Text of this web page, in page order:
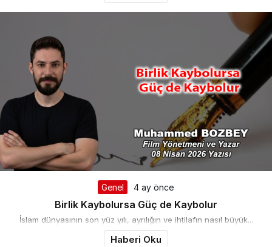
Genel 4 ay önce
Birlik Kaybolursa Güç de Kaybolur
İslam dünyasının son yüz yılı, ayrılığın ve ihtilafın nasıl büyük...
Haberi Oku